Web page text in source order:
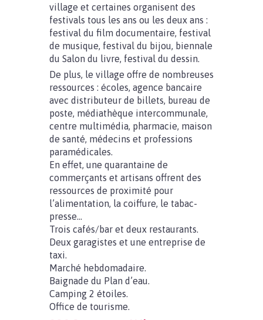
village et certaines organisent des
festivals tous les ans ou les deux ans :
festival du film documentaire, festival
de musique, festival du bijou, biennale
du Salon du livre, festival du dessin.
De plus, le village offre de nombreuses
ressources : écoles, agence bancaire
avec distributeur de billets, bureau de
poste, médiathèque intercommunale,
centre multimédia, pharmacie, maison
de santé, médecins et professions
paramédicales.
En effet, une quarantaine de
commerçants et artisans offrent des
ressources de proximité pour
l’alimentation, la coiffure, le tabac-
presse…
Trois cafés/bar et deux restaurants.
Deux garagistes et une entreprise de
taxi.
Marché hebdomadaire.
Baignade du Plan d’eau.
Camping 2 étoiles.
Office de tourisme.